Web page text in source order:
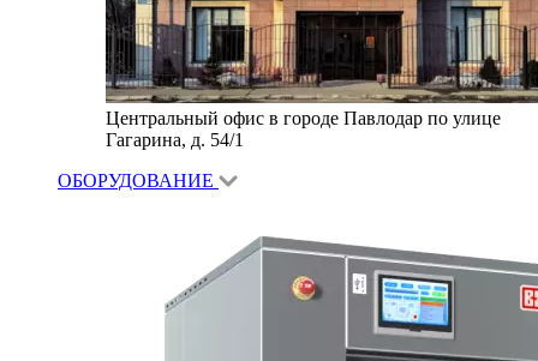
Центральный офис в городе Павлодар по улице
Гагарина, д. 54/1
ОБОРУДОВАНИЕ